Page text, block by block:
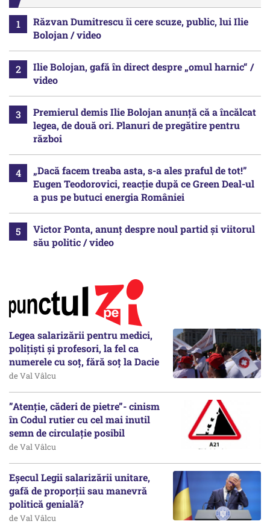
Răzvan Dumitrescu îi cere scuze, public, lui Ilie
Bolojan / video
Ilie Bolojan, gafă în direct despre „omul harnic“ /
video
Premierul demis Ilie Bolojan anunță că a încălcat
legea, de două ori. Planuri de pregătire pentru
război
„Dacă facem treaba asta, s-a ales praful de tot!”
Eugen Teodorovici, reacție după ce Green Deal-ul
a pus pe butuci energia României
Victor Ponta, anunț despre noul partid și viitorul
său politic / video
Legea salarizării pentru medici,
polițiști și profesori, la fel ca
numerele cu soț, fără soț la Dacie
de Val Vâlcu
”Atenție, căderi de pietre”- cinism
în Codul rutier cu cel mai inutil
semn de circulație posibil
de Val Vâlcu
Eșecul Legii salarizării unitare,
gafă de proporții sau manevră
politică genială?
de Val Vâlcu